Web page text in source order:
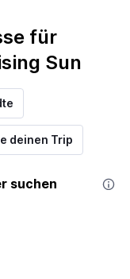
für
Sun
deinen Trip
suchen